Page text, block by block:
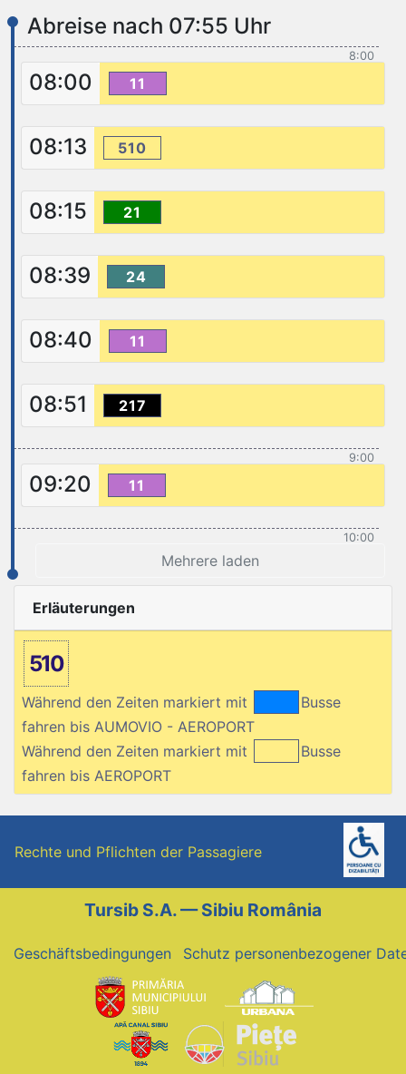
Abreise nach 07:55 Uhr
8:00
08:00 11
08:13 510
08:15 21
08:39 24
08:40 11
08:51 217
9:00
09:20 11
10:00
Mehrere laden
Erläuterungen
510
Während den Zeiten markiert mit
Busse
fahren bis AUMOVIO - AEROPORT
Während den Zeiten markiert mit
Busse
fahren bis AEROPORT
Rechte und Pflichten der Passagiere
Tursib S.A. — Sibiu România
Geschäftsbedingungen Schutz personenbezogener